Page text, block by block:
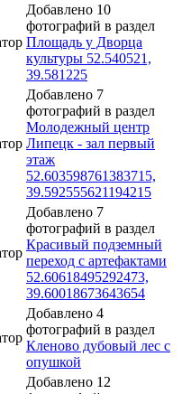
Добавлено 10
фотографий в раздел
Площадь у Дворца
культуры 52.540521,
39.581225
Добавлено 7
фотографий в раздел
Молодежный центр
Липецк - зал первый
этаж
52.603598761383715,
39.592555621194215
Добавлено 7
фотографий в раздел
Красивый подземный
переход с артефактами
52.60618495292473,
39.60018673643654
Добавлено 4
фотографий в раздел
Кленово дубовый лес с
опушкой
Добавлено 12